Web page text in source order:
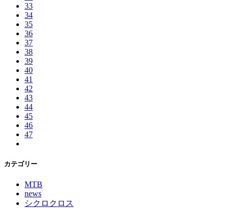
33
34
35
36
37
38
39
40
41
42
43
44
45
46
47
カテゴリー
MTB
news
シクロクロス